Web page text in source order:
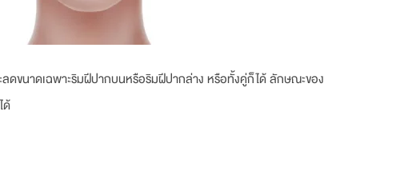
ดขนาดเฉพาะริมฝีปากบนหรือริมฝีปากล่าง หรือทั้งคู่ก็ได้ ลักษณะของ
ด้